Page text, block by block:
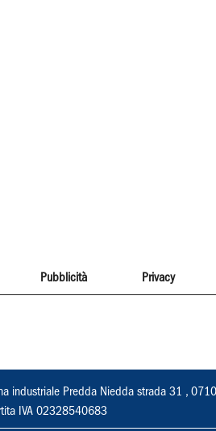
Pubblicità Privacy
industriale Predda Niedda strada 31 ,
IVA 02328540683